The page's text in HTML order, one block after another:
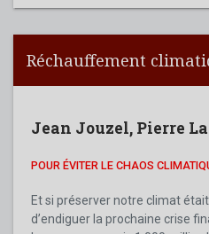
Réchauffement
Jean Jouzel, Pierre
POUR ÉVITER LE CHAOS
Et si préserver notre climat
d’endiguer la prochaine crise